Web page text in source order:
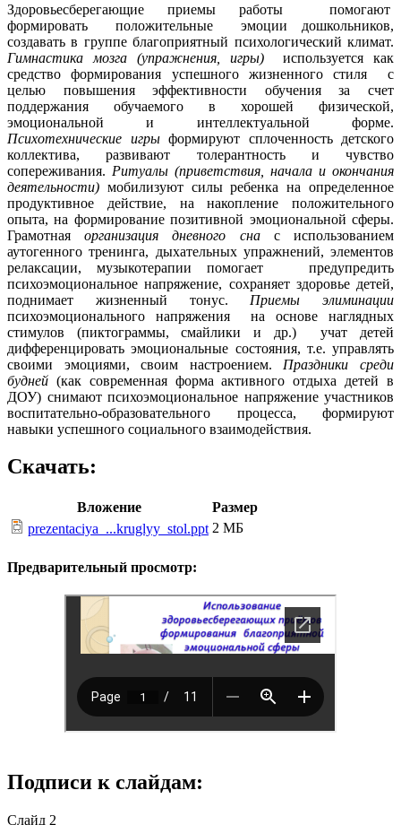
Здоровьесберегающие приемы работы помогают
формировать положительные эмоции дошкольников,
создавать в группе благоприятный психологический климат.
Гимнастика мозга (упражнения, игры)используется как
средство формирования успешного жизненного стиля с
целью повышения эффективности обучения за счет
поддержания обучаемого в хорошей физической,
эмоциональной и интеллектуальной форме.
Психотехнические игры формируют сплоченность детского
коллектива, развивают толерантность и чувство
сопереживания. Ритуалы (приветствия, начала и окончания
деятельности) мобилизуют силы ребенка на определенное
продуктивное действие, на накопление положительного
опыта, на формирование позитивной эмоциональной сферы.
Грамотнаяорганизация дневного сна с использованием
аутогенного тренинга, дыхательных упражнений, элементов
релаксации, музыкотерапии помогает предупредить
психоэмоциональное напряжение, сохраняет здоровье детей,
поднимает жизненный тонус. Приемы элиминации
психоэмоционального напряжения на основе наглядных
стимулов (пиктограммы, смайлики и др.) учат детей
дифференцировать эмоциональные состояния, т.е. управлять
своими эмоциями, своим настроением. Праздники среди
будней (как современная форма активного отдыха детей в
ДОУ) снимают психоэмоциональное напряжение участников
воспитательно-образовательного процесса, формируют
навыки успешного социального взаимодействия.
Скачать:
Вложение
Размер
prezentaciya_...kruglyy_stol.ppt 2 МБ
Предварительный просмотр:
Подписи к слайдам:
Слайд 2